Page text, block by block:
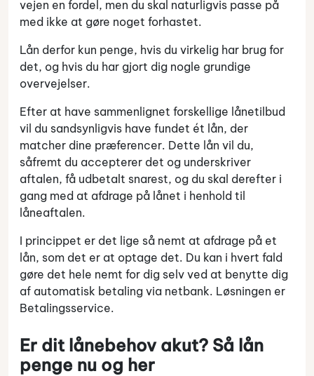
vejen en fordel, men du skal naturligvis passe på
med ikke at gøre noget forhastet.
Lån derfor kun penge, hvis du virkelig har brug for
det, og hvis du har gjort dig nogle grundige
overvejelser.
Efter at have sammenlignet forskellige lånetilbud
vil du sandsynligvis have fundet ét lån, der
matcher dine præferencer. Dette lån vil du,
såfremt du accepterer det og underskriver
aftalen, få udbetalt snarest, og du skal derefter i
gang med at afdrage på lånet i henhold til
låneaftalen.
I princippet er det lige så nemt at afdrage på et
lån, som det er at optage det. Du kan i hvert fald
gøre det hele nemt for dig selv ved at benytte dig
af automatisk betaling via netbank. Løsningen er
Betalingsservice.
Er dit lånebehov akut? Så lån
penge nu og her